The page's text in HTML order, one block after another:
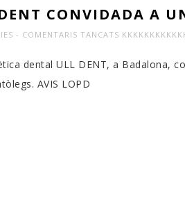
CONVIDADA A
COMENTARIS TANCATS A
dental ULL DENT, a Badalona,
AVIS LOPD